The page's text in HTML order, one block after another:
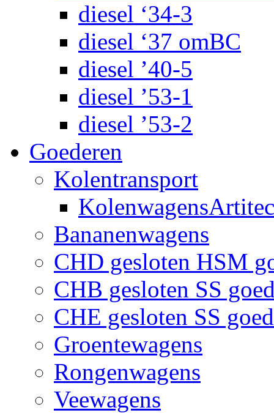
diesel ‘34-3
diesel ‘37 omBC
diesel ’40-5
diesel ’53-1
diesel ’53-2
Goederen
Kolentransport
KolenwagensArtitec
Bananenwagens
CHD gesloten HSM
CHB gesloten SS
CHE gesloten SS
Groentewagens
Rongenwagens
Veewagens